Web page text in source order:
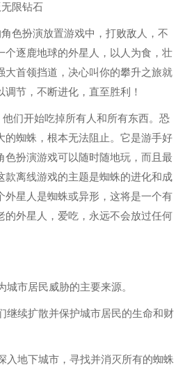
限钻石
色扮演放置游戏中，打败敌人，不
个逐鹿地球的外星人，以人为食，壮
大首领挡道，决心叫你的攀升之旅就
节，不断进化，直至胜利！
们开始吃掉所有人和所有东西。恐
的蜘蛛，根本无法阻止。它是游手好
色扮演游戏可以随时随地玩，而且最
款离线游戏的主题是蜘蛛的进化和成
外星人是蜘蛛或异形，这将是一个有
的外星人，爱吃，永远不会放过任何
城市居民威胁的主要来源。
继续扩散并保护城市居民的生命和财
入地下城市，寻找并消灭所有的蜘蛛